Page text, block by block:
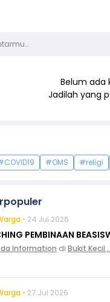
Belum ada
Jadilah yang
#OMS #religi
• 24 Jul 2026
PEMBINAAN
Information di Bukit Kecil
• 27 Jul 2026